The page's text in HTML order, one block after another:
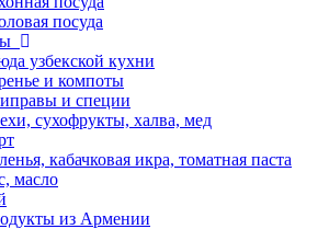
посуда
узбекской кухни
и компоты
и специи
сухофрукты, халва, мед
кабачковая икра, томатная паста
масло
из Армении